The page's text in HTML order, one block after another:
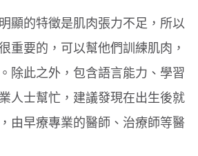
顯的特徵是肌肉張力不足，所以
重要的，可以幫他們訓練肌肉，
除此之外，包含語言能力、學習
人士幫忙，建議發現在出生後就
由早療專業的醫師、治療師等醫